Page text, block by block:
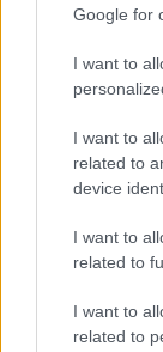
Google for
I want to
I want to
related to
device
I want to
related to
I want to
related to
Ελλάδα|
Αυτή
Τόσο η
γενικός
Φραγκάκης